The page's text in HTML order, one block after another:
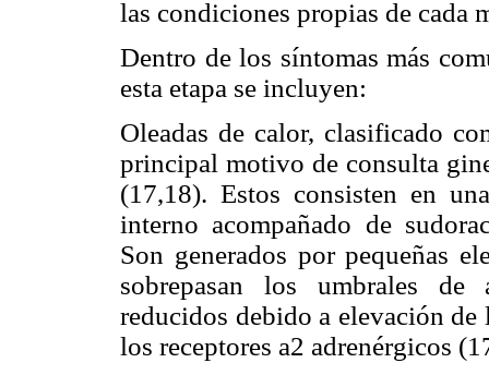
las condiciones propias de cada
Dentro de los síntomas más
esta etapa se incluyen:
Oleadas de calor, clasificado
principal motivo de consulta
(17,18). Estos consisten en
interno acompañado de
Son generados por pequeñas
sobrepasan los umbrales de
reducidos debido a elevación
los receptores a2 adrenérgicos